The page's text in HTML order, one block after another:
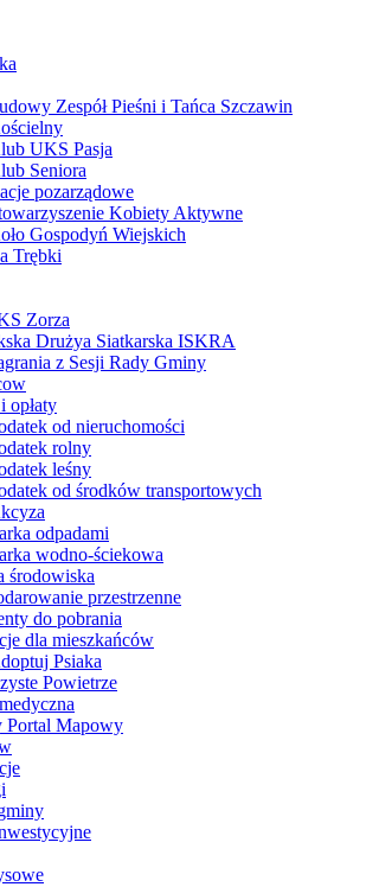
Zespół Pieśni i Tańca Szczawin
UKS Pasja
Seniora
pozarządowe
Kobiety Aktywne
Gospodyń Wiejskich
Trębki
Zorza
Drużya Siatkarska ISKRA
z Sesji Rady Gminy
opłaty
od nieruchomości
rolny
leśny
od środków transportowych
odpadami
wodno-ściekowa
środowiska
przestrzenne
do pobrania
dla mieszkańców
Psiaka
Powietrze
Portal Mapowy